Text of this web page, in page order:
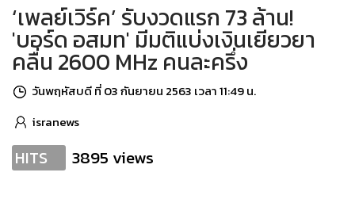
‘เพลย์เวิร์ค’ รับงวดแรก 73 ล้าน!
'บอร์ด อสมท' มีมติแบ่งเงินเยียวยา
คลื่น 2600 MHz คนละครึ่ง
วันพฤหัสบดี ที่ 03 กันยายน 2563 เวลา 11:49 น.
isranews
HITS 3895 views